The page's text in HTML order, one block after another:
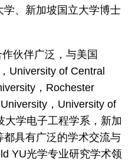
、新加坡国立大学博士
伙伴广泛，与美国
University of Central
，Rochester
，University of
大学电子工程学系，新加
具有广泛的学术交流与
YU光学专业研究学术领